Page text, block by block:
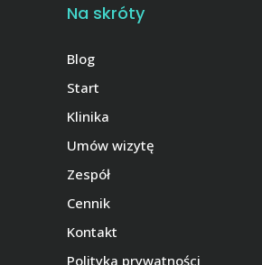
Na skróty
Blog
Start
Klinika
Umów wizytę
Zespół
Cennik
Kontakt
Polityka prywatności